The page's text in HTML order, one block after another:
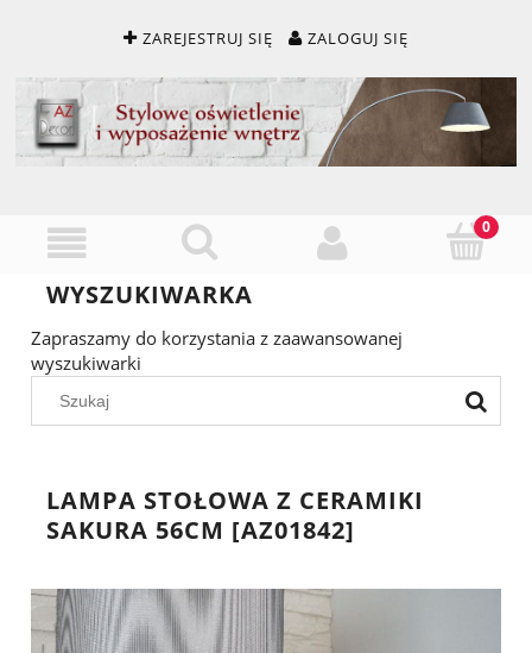
ZAREJESTRUJ SIĘ ZALOGUJ SIĘ
WYSZUKIWARKA
Zapraszamy do korzystania z zaawansowanej
wyszukiwarki
LAMPA STOŁOWA Z CERAMIKI
SAKURA 56CM [AZ01842]